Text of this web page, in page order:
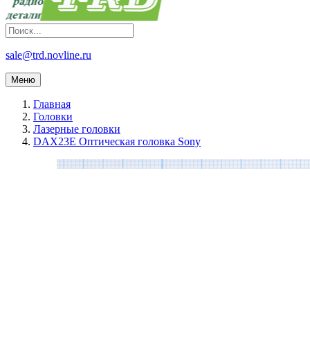
sale@trd.novline.ru
Меню
Главная
Головки
Лазерные головки
DAX23E Оптическая головка Sony